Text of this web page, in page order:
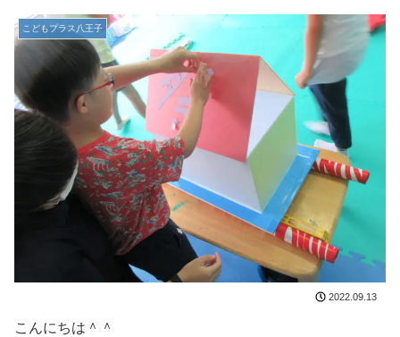
こどもプラス八王子
2022.09.13
こんにちは＾＾